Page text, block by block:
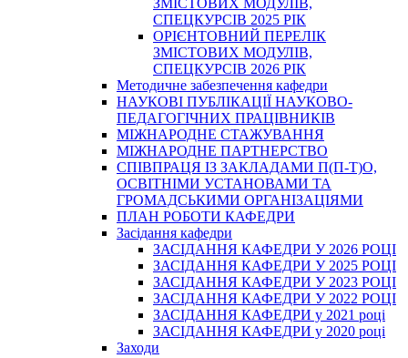
ЗМІСТОВИХ МОДУЛІВ,
СПЕЦКУРСІВ 2025 РІК
ОРІЄНТОВНИЙ ПЕРЕЛІК
ЗМІСТОВИХ МОДУЛІВ,
СПЕЦКУРСІВ 2026 РІК
Методичне забезпечення кафедри
НАУКОВІ ПУБЛІКАЦІЇ НАУКОВО-
ПЕДАГОГІЧНИХ ПРАЦІВНИКІВ
МІЖНАРОДНЕ СТАЖУВАННЯ
МІЖНАРОДНЕ ПАРТНЕРСТВО
СПІВПРАЦЯ ІЗ ЗАКЛАДАМИ П(П-Т)О,
ОСВІТНІМИ УСТАНОВАМИ ТА
ГРОМАДСЬКИМИ ОРГАНІЗАЦІЯМИ
ПЛАН РОБОТИ КАФЕДРИ
Засідання кафедри
ЗАСІДАННЯ КАФЕДРИ У 2026 РОЦІ
ЗАСІДАННЯ КАФЕДРИ У 2025 РОЦІ
ЗАСІДАННЯ КАФЕДРИ У 2023 РОЦІ
ЗАСІДАННЯ КАФЕДРИ У 2022 РОЦІ
ЗАСІДАННЯ КАФЕДРИ у 2021 році
ЗАСІДАННЯ КАФЕДРИ у 2020 році
Заходи